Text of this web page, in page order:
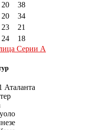
20
38
20
34
23
21
24
18
Серии А
Аталанта